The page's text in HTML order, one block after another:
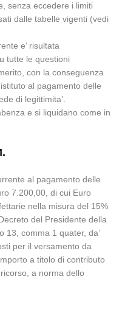
senza eccedere i limiti
dalle tabelle vigenti (vedi
e’ risultata
tutte le questioni
con la conseguenza
al pagamento delle
di legittimita’.
e si liquidano come in
al pagamento delle
7.200,00, di cui Euro
nella misura del 15%
del Presidente della
13, comma 1 quater, da’
per il versamento da
a titolo di contributo
a norma dello